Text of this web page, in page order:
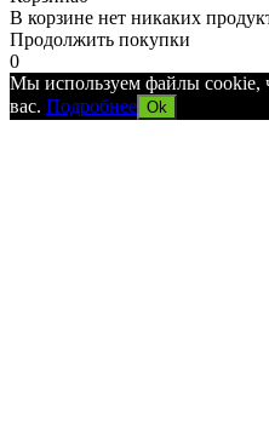
В корзине нет никаких
Продолжить покупки
0
Мы используем файлы cookie,
вас. Подробнее Ok